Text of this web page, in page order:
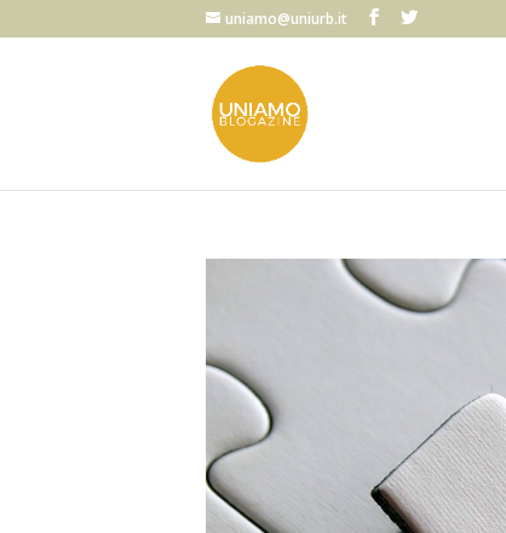
uniamo@uniurb.it